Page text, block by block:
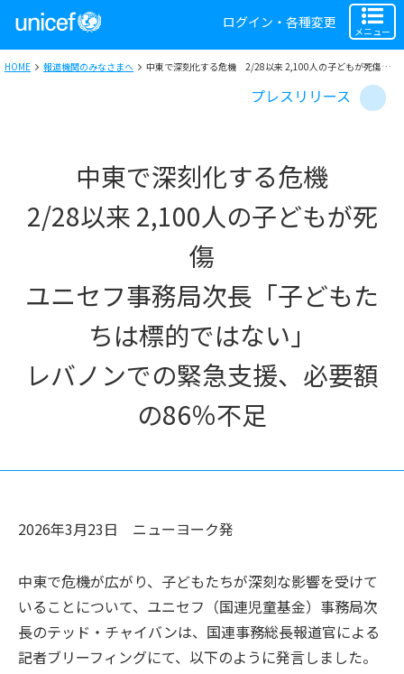
ログイン・各種変更
メニュー
HOME 報道機関のみなさまへ 中東で深刻化する危機 2/28以来 2,100人の子どもが死傷 ユニセフ事務局次長「子どもたちは標的ではない」 レバノンでの緊急支援、必要額の86％不足
プレスリリース
中東で深刻化する危機
2/28以来 2,100人の子どもが死
傷
ユニセフ事務局次長「子どもた
ちは標的ではない」
レバノンでの緊急支援、必要額
の86％不足
2026年3月23日 ニューヨーク発
中東で危機が広がり、子どもたちが深刻な影響を受けて
いることについて、ユニセフ（国連児童基金）事務局次
長のテッド・チャイバンは、国連事務総長報道官による
記者ブリーフィングにて、以下のように発言しました。